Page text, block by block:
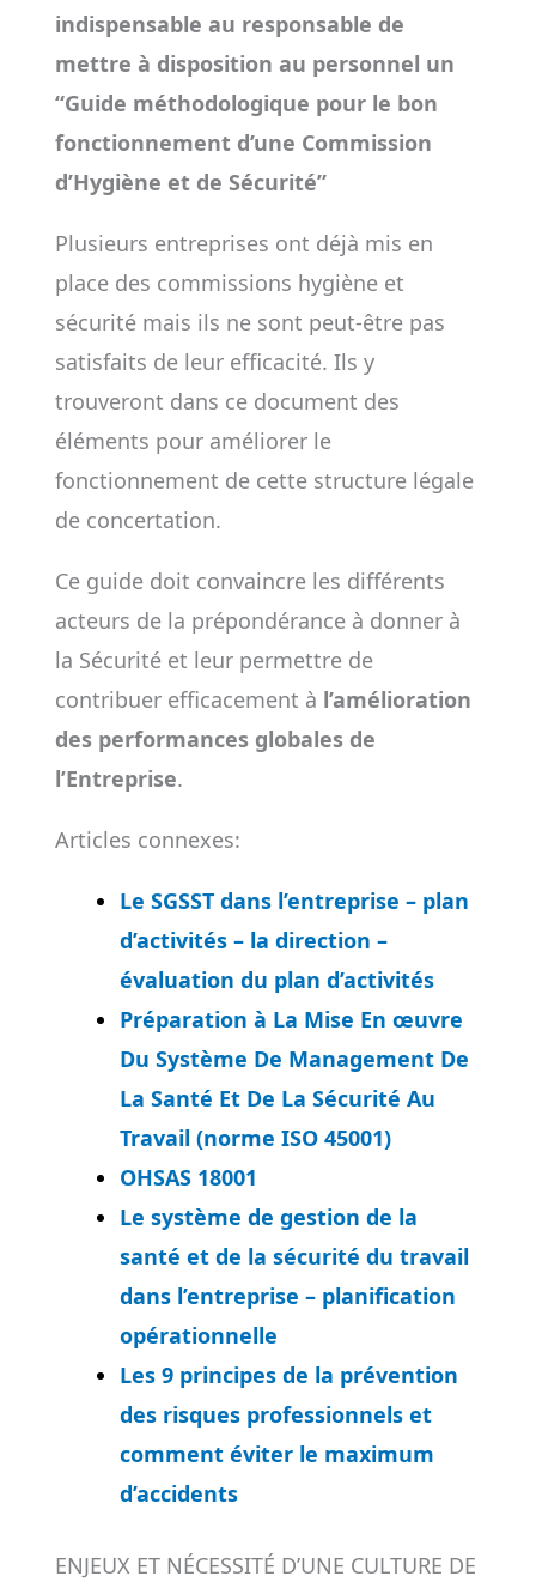
indispensable au responsable de
mettre à disposition au personnel un
“Guide méthodologique pour le bon
fonctionnement d’une Commission
d’Hygiène et de Sécurité”
Plusieurs entreprises ont déjà mis en
place des commissions hygiène et
sécurité mais ils ne sont peut-être pas
satisfaits de leur efficacité. Ils y
trouveront dans ce document des
éléments pour améliorer le
fonctionnement de cette structure légale
de concertation.
Ce guide doit convaincre les différents
acteurs de la prépondérance à donner à
la Sécurité et leur permettre de
contribuer efficacement à l’amélioration
des performances globales de
l’Entreprise.
Articles connexes:
Le SGSST dans l’entreprise – plan
d’activités – la direction –
évaluation du plan d’activités
Préparation à La Mise En œuvre
Du Système De Management De
La Santé Et De La Sécurité Au
Travail (norme ISO 45001)
OHSAS 18001
Le système de gestion de la
santé et de la sécurité du travail
dans l’entreprise – planification
opérationnelle
Les 9 principes de la prévention
des risques professionnels et
comment éviter le maximum
d’accidents
ENJEUX ET NÉCESSITÉ D’UNE CULTURE DE